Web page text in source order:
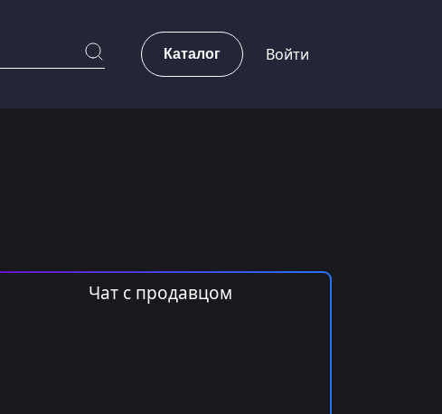
Каталог Войти
Чат с продавцом